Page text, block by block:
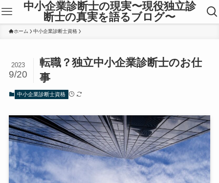
中小企業診断士の現実〜現役独立診
断士の真実を語るブログ〜
ホーム 中小企業診断士資格
転職？独立中小企業診断士のお仕
事
2023
9/20
中小企業診断士資格